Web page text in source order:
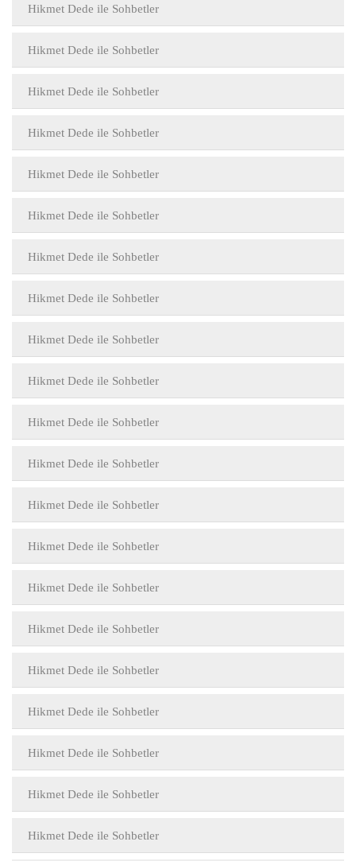
Hikmet Dede ile Sohbetler
Hikmet Dede ile Sohbetler
Hikmet Dede ile Sohbetler
Hikmet Dede ile Sohbetler
Hikmet Dede ile Sohbetler
Hikmet Dede ile Sohbetler
Hikmet Dede ile Sohbetler
Hikmet Dede ile Sohbetler
Hikmet Dede ile Sohbetler
Hikmet Dede ile Sohbetler
Hikmet Dede ile Sohbetler
Hikmet Dede ile Sohbetler
Hikmet Dede ile Sohbetler
Hikmet Dede ile Sohbetler
Hikmet Dede ile Sohbetler
Hikmet Dede ile Sohbetler
Hikmet Dede ile Sohbetler
Hikmet Dede ile Sohbetler
Hikmet Dede ile Sohbetler
Hikmet Dede ile Sohbetler
Hikmet Dede ile Sohbetler